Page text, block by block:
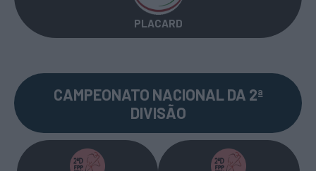
PLACARD
CAMPEONATO NACIONAL DA 2ª
DIVISÃO